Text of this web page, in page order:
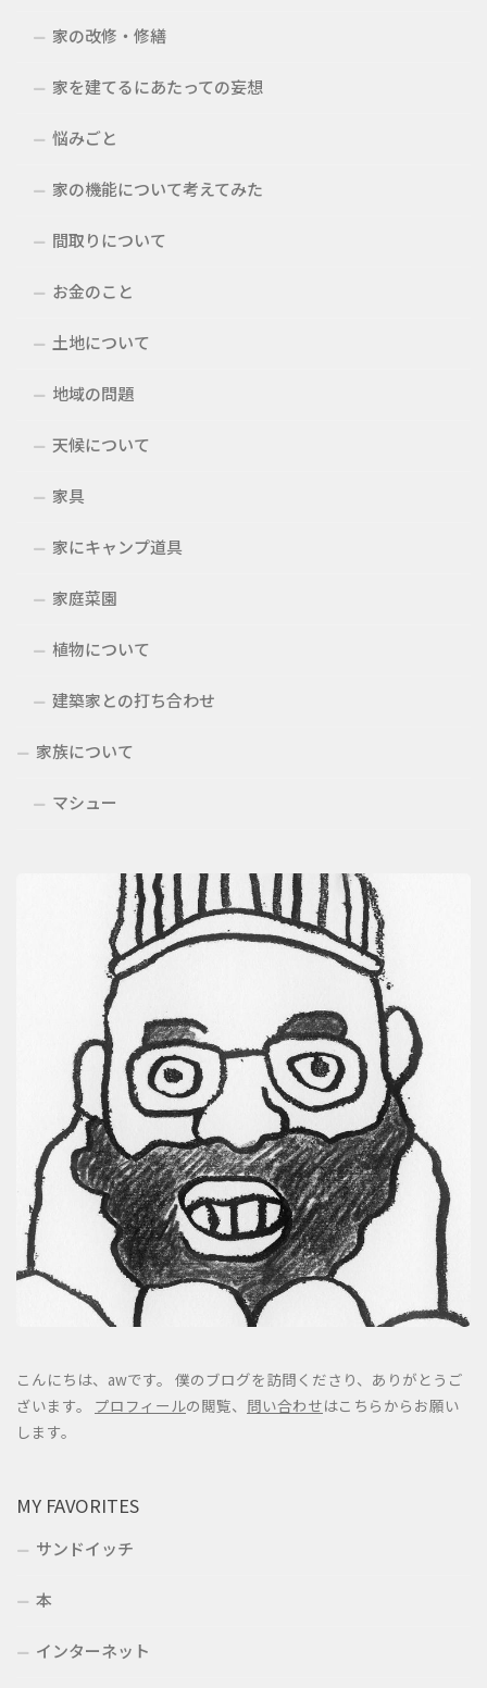
家の改修・修繕
家を建てるにあたっての妄想
悩みごと
家の機能について考えてみた
間取りについて
お金のこと
土地について
地域の問題
天候について
家具
家にキャンプ道具
家庭菜園
植物について
建築家との打ち合わせ
家族について
マシュー
こんにちは、awです。 僕のブログを訪問くださり、ありがとうご
ざいます。 プロフィールの閲覧、 問い合わせはこちらからお願い
します。
MY FAVORITES
サンドイッチ
本
インターネット